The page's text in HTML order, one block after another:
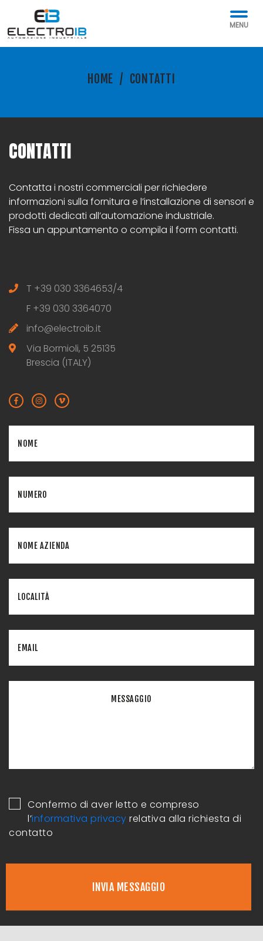
MENU
HOME / CONTATTI
CONTATTI
Contatta i nostri commerciali per richiedere
informazioni sulla fornitura e l’installazione di sensori e
prodotti dedicati all’automazione industriale.
Fissa un appuntamento o compila il form contatti.
T +39 030 3364653/4
F +39 030 3364070
info@electroib.it
Via Bormioli, 5 25135
Brescia (ITALY)
Confermo di aver letto e compreso
l’informativa privacy relativa alla richiesta di
contatto